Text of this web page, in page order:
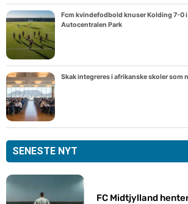
Fcm kvindefodbold knuser Kolding 7-0
Autocentralen Park
Skak integreres i afrikanske skoler
SENESTE NYT
FC Midtjylland